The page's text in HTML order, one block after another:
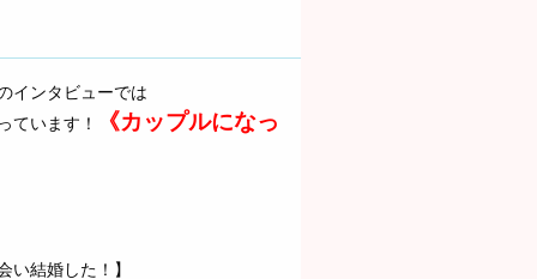
インタビューでは
ています！
《カップルになっ
結婚した！】